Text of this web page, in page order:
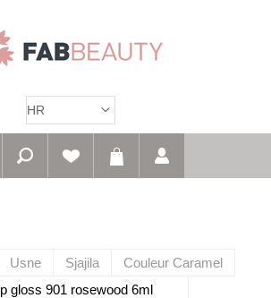
Usne Sjajila
Couleur Caramel
gloss 901 rosewood 6ml